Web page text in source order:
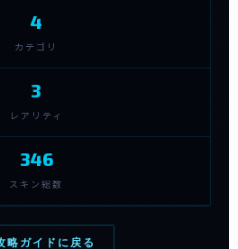
4
カテゴリ
3
レアリティ
346
スキン総数
略ガイドに戻る